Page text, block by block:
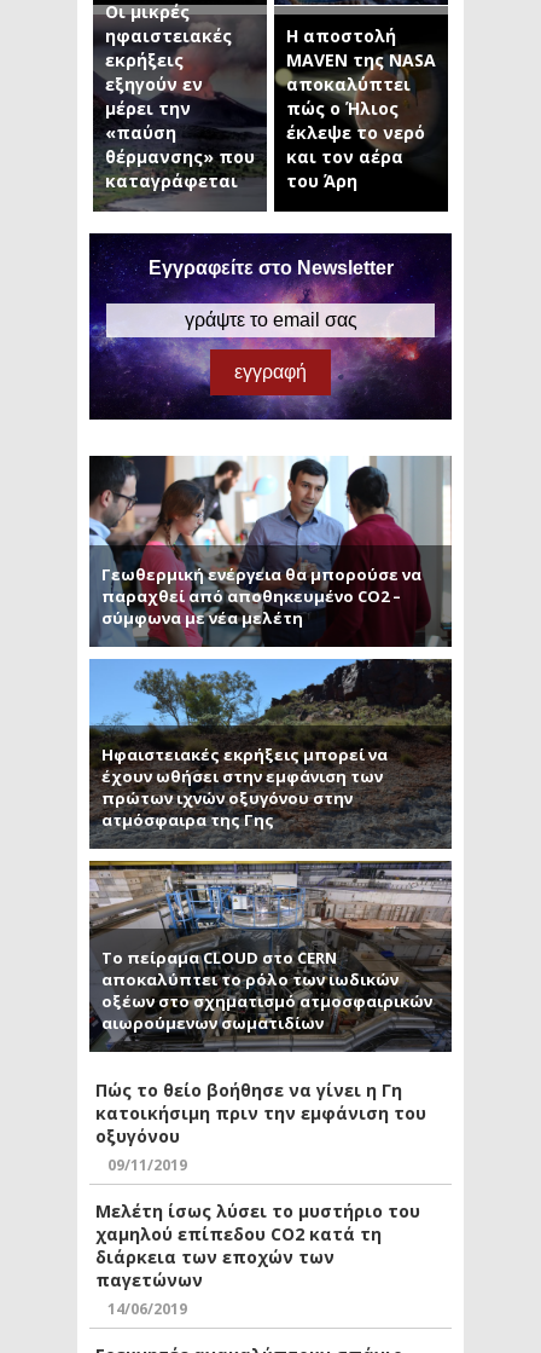
Οι μικρές
ηφαιστειακές
εκρήξεις
εξηγούν εν
μέρει την
«παύση
θέρμανσης» που
καταγράφεται
Η αποστολή
MAVEN της NASA
αποκαλύπτει
πώς ο Ήλιος
έκλεψε το νερό
και τον αέρα
του Άρη
Εγγραφείτε στο Newsletter
Γεωθερμική ενέργεια θα μπορούσε να
παραχθεί από αποθηκευμένο CO2 –
σύμφωνα με νέα μελέτη
Ηφαιστειακές εκρήξεις μπορεί να
έχουν ωθήσει στην εμφάνιση των
πρώτων ιχνών οξυγόνου στην
ατμόσφαιρα της Γης
Το πείραμα CLOUD στο CERN
αποκαλύπτει το ρόλο των ιωδικών
οξέων στο σχηματισμό ατμοσφαιρικών
αιωρούμενων σωματιδίων
Πώς το θείο βοήθησε να γίνει η Γη
κατοικήσιμη πριν την εμφάνιση του
οξυγόνου
09/11/2019
Μελέτη ίσως λύσει το μυστήριο του
χαμηλού επίπεδου CO2 κατά τη
διάρκεια των εποχών των
παγετώνων
14/06/2019